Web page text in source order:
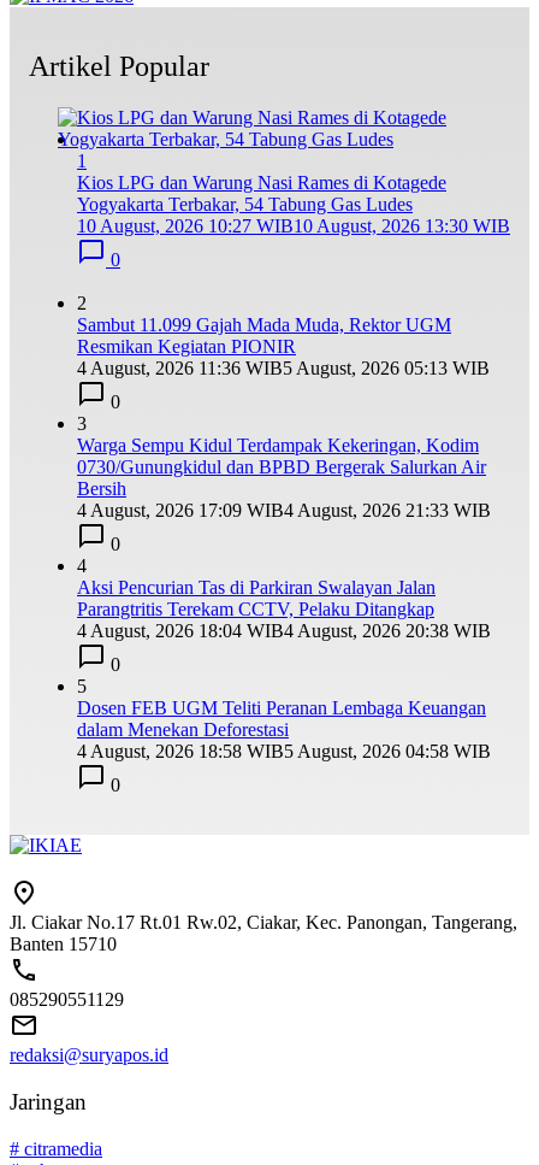
Artikel Popular
1
Kios LPG dan Warung Nasi Rames di Kotagede
Yogyakarta Terbakar, 54 Tabung Gas Ludes
10 August, 2026 10:27 WIB10 August, 2026 13:30 WIB
0
2
Sambut 11.099 Gajah Mada Muda, Rektor UGM
Resmikan Kegiatan PIONIR
4 August, 2026 11:36 WIB5 August, 2026 05:13 WIB
0
3
Warga Sempu Kidul Terdampak Kekeringan, Kodim
0730/Gunungkidul dan BPBD Bergerak Salurkan Air
Bersih
4 August, 2026 17:09 WIB4 August, 2026 21:33 WIB
0
4
Aksi Pencurian Tas di Parkiran Swalayan Jalan
Parangtritis Terekam CCTV, Pelaku Ditangkap
4 August, 2026 18:04 WIB4 August, 2026 20:38 WIB
0
5
Dosen FEB UGM Teliti Peranan Lembaga Keuangan
dalam Menekan Deforestasi
4 August, 2026 18:58 WIB5 August, 2026 04:58 WIB
0
Jl. Ciakar No.17 Rt.01 Rw.02, Ciakar, Kec. Panongan, Tangerang,
Banten 15710
085290551129
redaksi@suryapos.id
Jaringan
# citramedia